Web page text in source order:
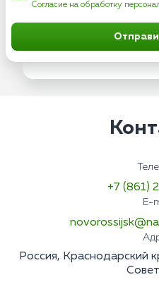
Согласие на обработку
+7 (861)
E-
Россия, Краснодарский